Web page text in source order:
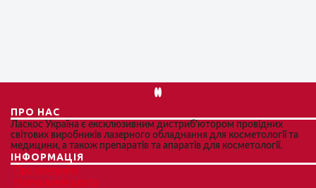
ПРО НАС
Ласкос Україна є ексклюзивним дистриб'ютором провідних
світових виробників лазерного обладнання для косметології та
медицини, а також препаратів та апаратів для косметології.
ІНФОРМАЦІЯ
Про компанію
Навчальний центр